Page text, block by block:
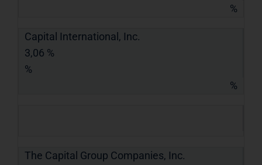
%
Capital International, Inc.
3,06 %
%
%
The Capital Group Companies, Inc.